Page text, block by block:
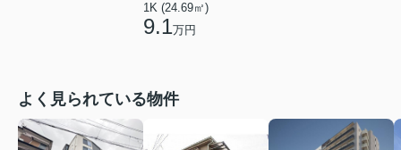
1K (24.69㎡)
9.1万円
よく見られている物件